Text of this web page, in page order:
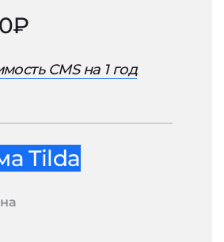
CMS на 1 год
Tilda